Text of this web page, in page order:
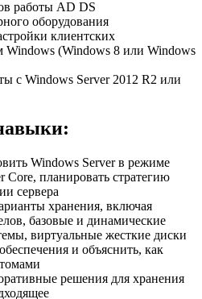
работы AD DS
оборудования
клиентских
Windows (Windows 8 или Windows
с Windows Server 2012 R2 или
Windows Server в режиме
Core, планировать стратегию
сервера
хранения, включая
базовые и динамические
виртуальные жесткие диски
и объяснить, как
решения для хранения